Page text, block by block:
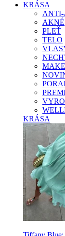
KRÁSA
ANTI-
AKNÉ
PLEŤ
TELO
KRÁSA